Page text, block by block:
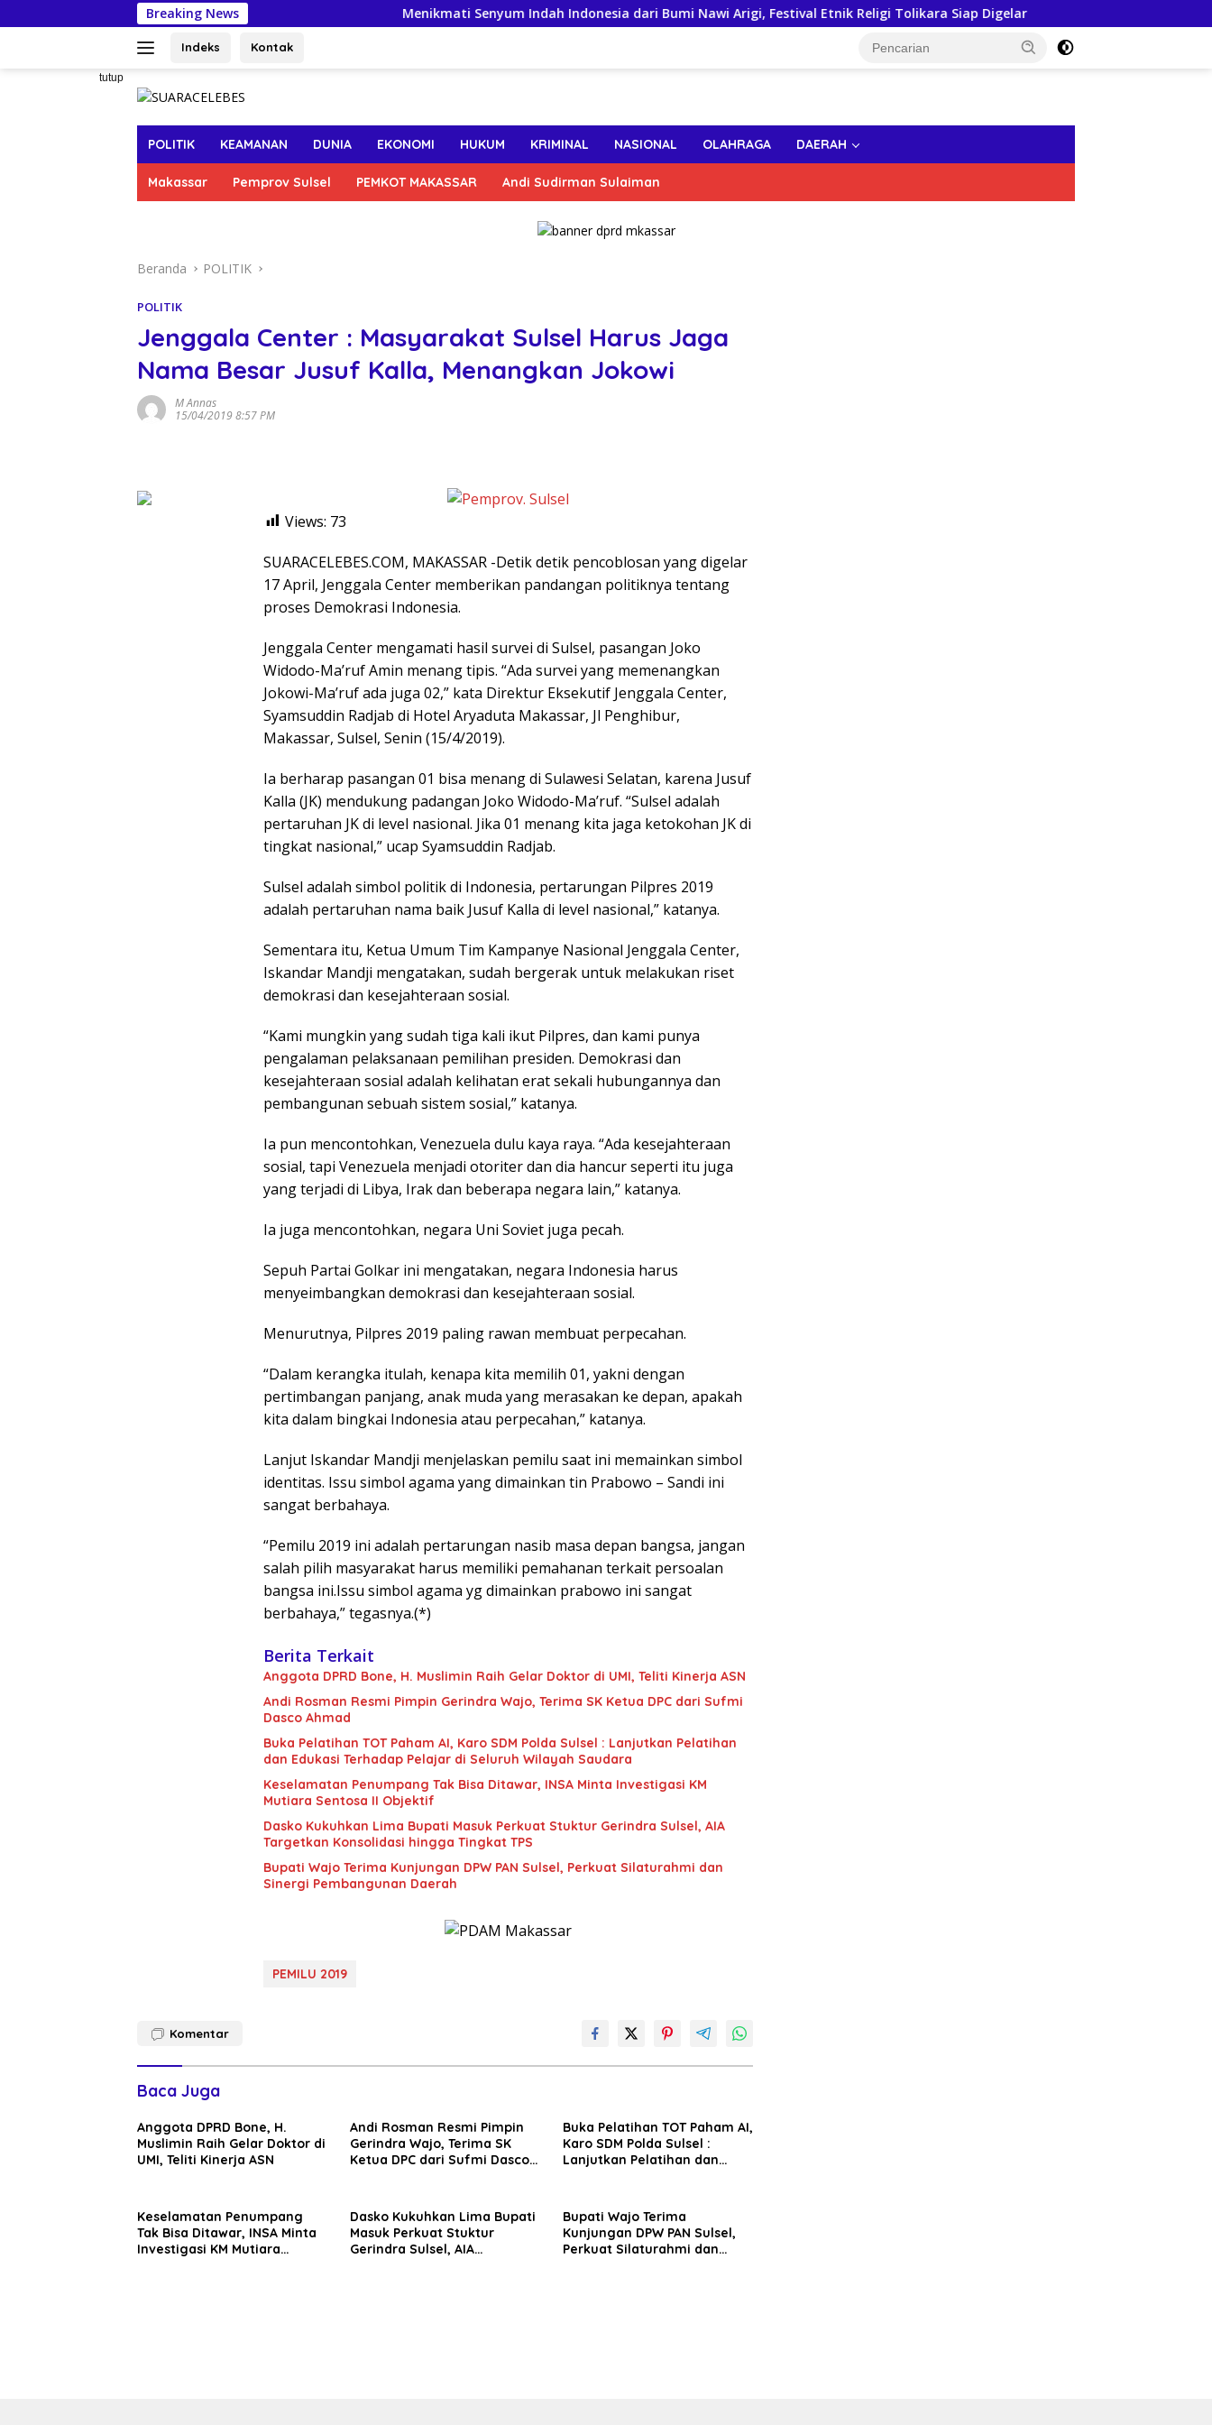
ke
Breaking News Menikmati Senyum Indah Indonesia dari Bumi Nawi Arigi, Festival Etnik Religi Tolikara Siap Digelar Finalisasi Kurikulum OBE,
Indeks Kontak
tutup
POLITIK KEAMANAN DUNIA EKONOMI HUKUM KRIMINAL NASIONAL OLAHRAGA DAERAH
Makassar Pemprov Sulsel PEMKOT MAKASSAR Andi Sudirman Sulaiman
Beranda POLITIK
POLITIK
Jenggala Center : Masyarakat Sulsel Harus Jaga
Nama Besar Jusuf Kalla, Menangkan Jokowi
M Annas
15/04/2019 8:57 PM
Views: 73
SUARACELEBES.COM, MAKASSAR -Detik detik pencoblosan yang digelar
17 April, Jenggala Center memberikan pandangan politiknya tentang
proses Demokrasi Indonesia.
Jenggala Center mengamati hasil survei di Sulsel, pasangan Joko
Widodo-Ma’ruf Amin menang tipis. “Ada survei yang memenangkan
Jokowi-Ma’ruf ada juga 02,” kata Direktur Eksekutif Jenggala Center,
Syamsuddin Radjab di Hotel Aryaduta Makassar, Jl Penghibur,
Makassar, Sulsel, Senin (15/4/2019).
Ia berharap pasangan 01 bisa menang di Sulawesi Selatan, karena Jusuf
Kalla (JK) mendukung padangan Joko Widodo-Ma’ruf. “Sulsel adalah
pertaruhan JK di level nasional. Jika 01 menang kita jaga ketokohan JK di
tingkat nasional,” ucap Syamsuddin Radjab.
Sulsel adalah simbol politik di Indonesia, pertarungan Pilpres 2019
adalah pertaruhan nama baik Jusuf Kalla di level nasional,” katanya.
Sementara itu, Ketua Umum Tim Kampanye Nasional Jenggala Center,
Iskandar Mandji mengatakan, sudah bergerak untuk melakukan riset
demokrasi dan kesejahteraan sosial.
“Kami mungkin yang sudah tiga kali ikut Pilpres, dan kami punya
pengalaman pelaksanaan pemilihan presiden. Demokrasi dan
kesejahteraan sosial adalah kelihatan erat sekali hubungannya dan
pembangunan sebuah sistem sosial,” katanya.
Ia pun mencontohkan, Venezuela dulu kaya raya. “Ada kesejahteraan
sosial, tapi Venezuela menjadi otoriter dan dia hancur seperti itu juga
yang terjadi di Libya, Irak dan beberapa negara lain,” katanya.
Ia juga mencontohkan, negara Uni Soviet juga pecah.
Sepuh Partai Golkar ini mengatakan, negara Indonesia harus
menyeimbangkan demokrasi dan kesejahteraan sosial.
Menurutnya, Pilpres 2019 paling rawan membuat perpecahan.
“Dalam kerangka itulah, kenapa kita memilih 01, yakni dengan
pertimbangan panjang, anak muda yang merasakan ke depan, apakah
kita dalam bingkai Indonesia atau perpecahan,” katanya.
Lanjut Iskandar Mandji menjelaskan pemilu saat ini memainkan simbol
identitas. Issu simbol agama yang dimainkan tin Prabowo – Sandi ini
sangat berbahaya.
“Pemilu 2019 ini adalah pertarungan nasib masa depan bangsa, jangan
salah pilih masyarakat harus memiliki pemahanan terkait persoalan
bangsa ini.Issu simbol agama yg dimainkan prabowo ini sangat
berbahaya,” tegasnya.(*)
Berita Terkait
Anggota DPRD Bone, H. Muslimin Raih Gelar Doktor di UMI, Teliti Kinerja ASN
Andi Rosman Resmi Pimpin Gerindra Wajo, Terima SK Ketua DPC dari Sufmi
Dasco Ahmad
Buka Pelatihan TOT Paham AI, Karo SDM Polda Sulsel : Lanjutkan Pelatihan
dan Edukasi Terhadap Pelajar di Seluruh Wilayah Saudara
Keselamatan Penumpang Tak Bisa Ditawar, INSA Minta Investigasi KM
Mutiara Sentosa II Objektif
Dasko Kukuhkan Lima Bupati Masuk Perkuat Stuktur Gerindra Sulsel, AIA
Targetkan Konsolidasi hingga Tingkat TPS
Bupati Wajo Terima Kunjungan DPW PAN Sulsel, Perkuat Silaturahmi dan
Sinergi Pembangunan Daerah
PEMILU 2019
Komentar
Baca Juga
Anggota DPRD Bone, H.
Muslimin Raih Gelar Doktor di
UMI, Teliti Kinerja ASN
Andi Rosman Resmi Pimpin
Gerindra Wajo, Terima SK
Ketua DPC dari Sufmi Dasco
Buka Pelatihan TOT Paham AI,
Karo SDM Polda Sulsel :
Lanjutkan Pelatihan dan
Keselamatan Penumpang
Tak Bisa Ditawar, INSA Minta
Investigasi KM Mutiara
Dasko Kukuhkan Lima Bupati
Masuk Perkuat Stuktur
Gerindra Sulsel, AIA
Bupati Wajo Terima
Kunjungan DPW PAN Sulsel,
Perkuat Silaturahmi dan